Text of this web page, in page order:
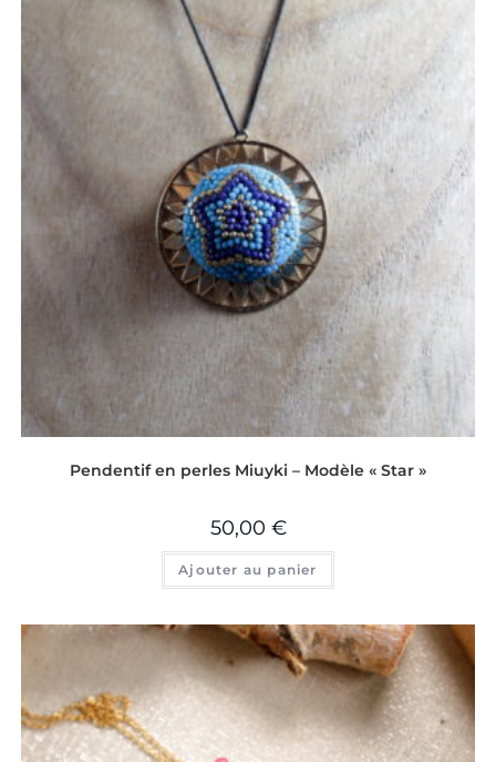
Pendentif en perles Miuyki – Modèle « Star »
50,00 €
Ajouter au panier